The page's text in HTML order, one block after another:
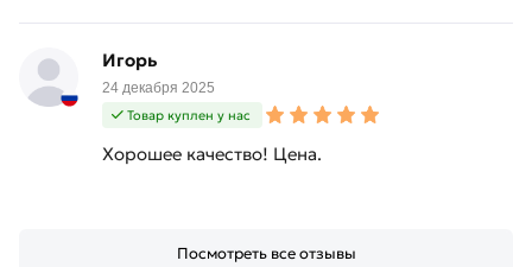
Игорь
24 декабря 2025
Товар куплен у нас
Хорошее качество! Цена.
Посмотреть все отзывы